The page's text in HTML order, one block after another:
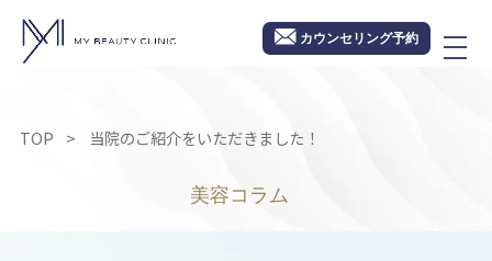
カウンセリング予約
TOP 当院のご紹介をいただきました！
美容コラム